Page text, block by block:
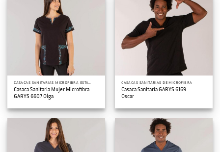
CASACAS SANITARIAS MICROFIBRA ESTAMPADA
Casaca Sanitaria Mujer Microfibra
GARYS 6607 Olga
CASACAS SANITARIAS DE MICROFIBRA
Casaca Sanitaria GARYS 6169
Oscar